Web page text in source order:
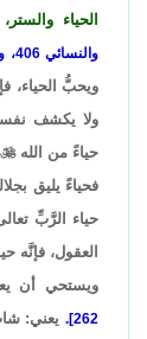
الحياء
والنسائي 406، وصححه الألباني في صحيح أبي داود4012].
ويحبُّ الحياء،
ولا يكشف
حياءً من الله
فحياءً يليق
حياء الرَّبِّ
العقول، فإنَّه
ويستحي أن
262].
يعني: